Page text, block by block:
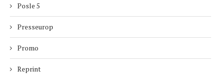
Posle 5
Presseurop
Promo
Reprint